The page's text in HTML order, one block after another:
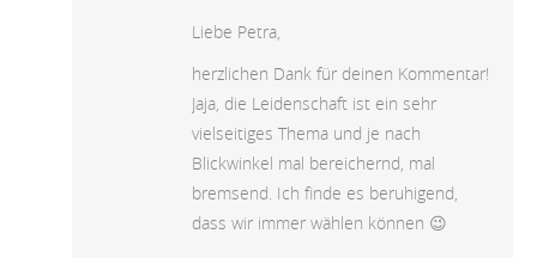
Liebe Petra,
herzlichen Dank für deinen Kommentar!
Jaja, die Leidenschaft ist ein sehr
vielseitiges Thema und je nach
Blickwinkel mal bereichernd, mal
bremsend. Ich finde es beruhigend,
dass wir immer wählen können 😉